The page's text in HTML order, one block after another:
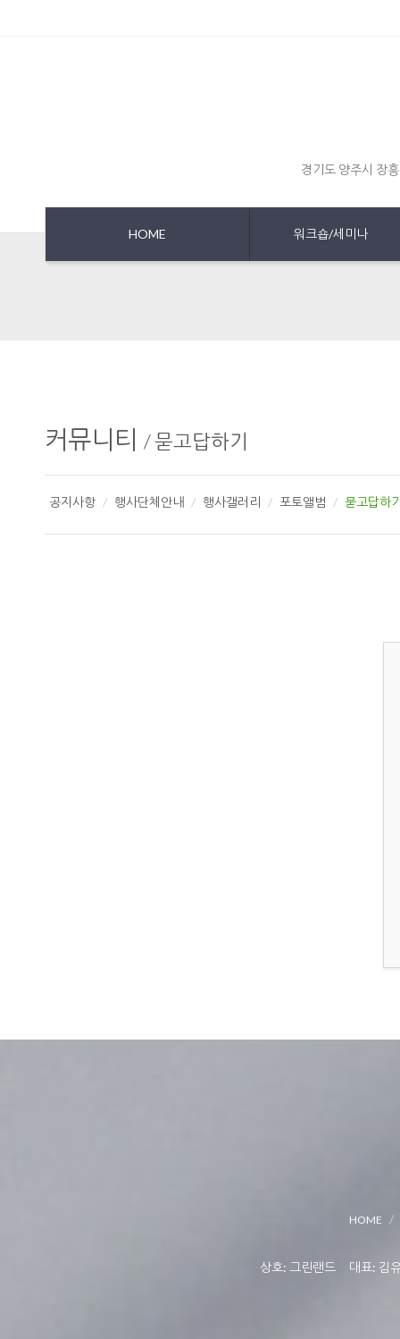
경기도 양주시 장
HOME 워크숍/세미나
커뮤니티 /묻고답하기
공지사항 행사단체안내 행사갤러리 포토앨범 묻고답하
HOME
상호: 그린랜드 대표: 김